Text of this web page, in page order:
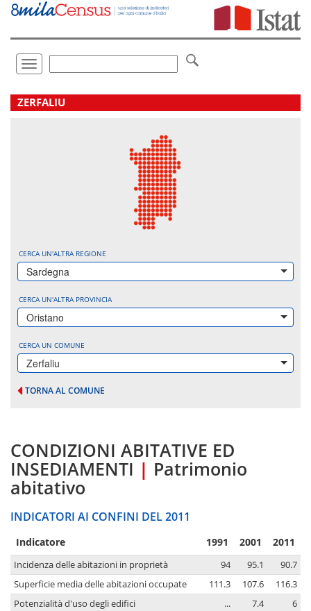
Vai
direttamente
Toggle
navigation
.
ZERFALIU
CERCA UN'ALTRA REGIONE
Sardegna
CERCA UN'ALTRA PROVINCIA
Oristano
CERCA UN COMUNE
Zerfaliu
TORNA AL COMUNE
CONDIZIONI ABITATIVE ED
INSEDIAMENTI | Patrimonio
abitativo
INDICATORI AI CONFINI DEL 2011
Indicatore 1991 2001 2011
Incidenza delle abitazioni in proprietà 94 95.1
90.7
Superficie media delle abitazioni occupate
111.3 107.6
116.3
Potenzialità d'uso degli edifici
... 7.4
6